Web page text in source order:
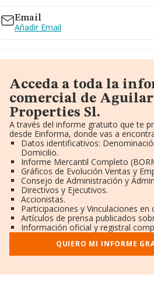
Email
Añadir Email
Acceda a toda la
comercial de Aguilar
Properties Sl.
A través del informe gratuito que te
desde Einforma, donde vas a
Datos identificativos:
Domicilio.
Informe Mercantil Completo
Gráficos de Evolución Ventas y
Consejo de Administración y
Directivos y Ejecutivos.
Accionistas.
Participaciones y Vinculaciones en
Artículos de prensa publicados
Información oficial y registral
QUIERO MI INFORME